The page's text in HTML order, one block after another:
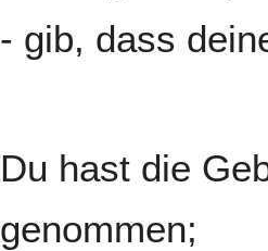
- gib, dass
Du hast die
genommen;